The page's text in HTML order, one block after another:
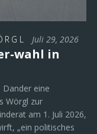
Juli 29, 2026
wahl in
Dander eine
Wörgl zur
am 1. Juli 2026,
„ein politisches